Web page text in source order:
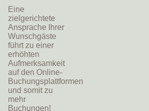
Eine
zielgerichtete
Ansprache Ihrer
Wunschgäste
führt zu einer
erhöhten
Aufmerksamkeit
auf den Online-
Buchungsplattformen
und somit zu
mehr
Buchungen!